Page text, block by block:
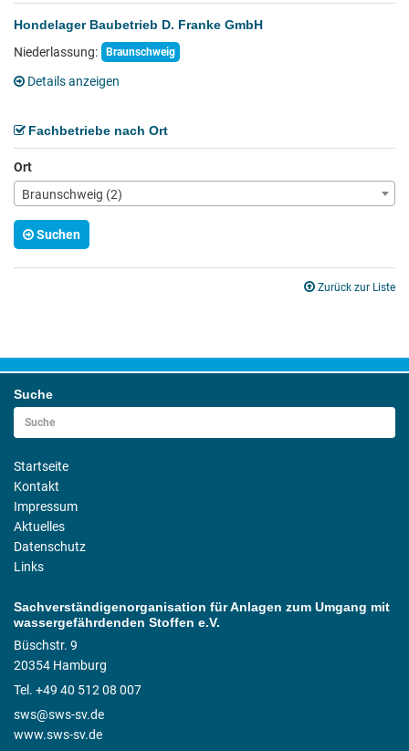
Hondelager Baubetrieb D. Franke GmbH
Niederlassung:
Braunschweig
Details anzeigen
Fachbetriebe nach Ort
Ort
Braunschweig (2)
Suchen
Zurück zur Liste
Suche
Startseite
Kontakt
Impressum
Aktuelles
Datenschutz
Links
Sachverständigenorganisation für Anlagen zum Umgang mit
wassergefährdenden Stoffen e.V.
Büschstr. 9
20354 Hamburg
Tel. +49 40 512 08 007
sws@sws-sv.de
www.sws-sv.de